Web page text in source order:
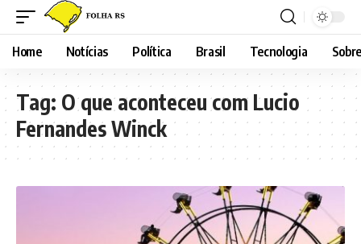
Home Notícias Política Brasil Tecnologia
Tag: O que aconteceu com Lucio
Fernandes Winck